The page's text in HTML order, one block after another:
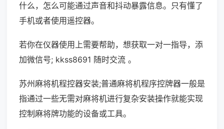
什么，怎么可能通过声音和抖动暴露信息。只有懂了
手机或者使用遥控器。
若你在仪器使用上需要帮助，想获取一对一指导，添
加微信号; kkss8691 随时交流 。
苏州麻将机程控器安装;普通麻将机程序控牌器一般是
指通过一些无需对麻将机进行复杂安装操作就能实现
控制麻将牌功能的设备或工具。